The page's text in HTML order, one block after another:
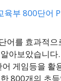
어를 효과적으
아보았습니다
게임등을 활
800개의 초